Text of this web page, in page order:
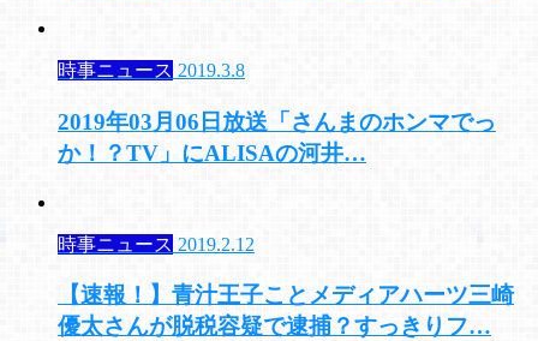
時事ニュース 2019.3.8
2019年03月06日放送「さんまのホンマでっ
か！？TV」にALISAの河井…
時事ニュース 2019.2.12
【速報！】青汁王子ことメディアハーツ三崎
優太さんが脱税容疑で逮捕？すっきりフ…